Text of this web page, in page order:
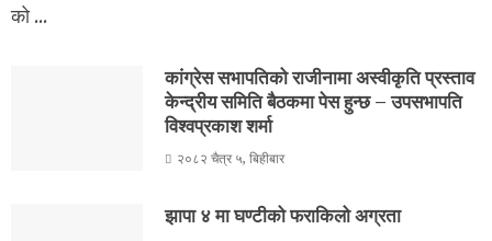
को ...
कांग्रेस सभापतिको राजीनामा अस्वीकृति प्रस्ताव
केन्द्रीय समिति बैठकमा पेस हुन्छ – उपसभापति
विश्वप्रकाश शर्मा
२०८२ चैत्र ५, बिहीबार
झापा ४ मा घण्टीको फराकिलो अग्रता